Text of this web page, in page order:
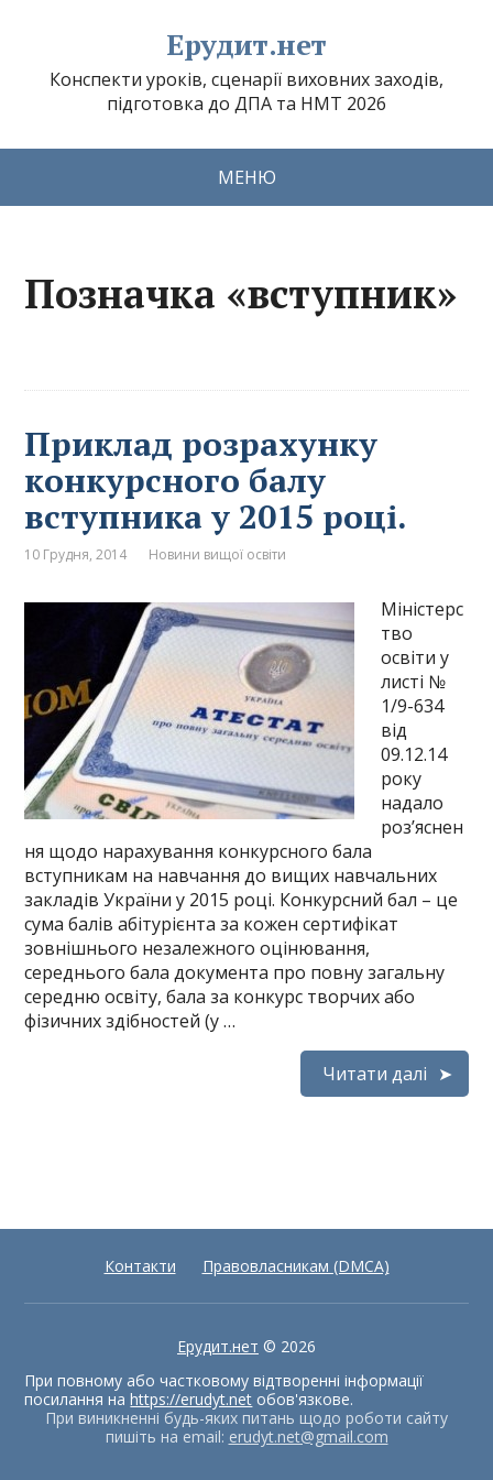
Ерудит.нет
Конспекти уроків, сценарії виховних заходів,
підготовка до ДПА та НМТ 2026
МЕНЮ
Позначка «вступник»
Приклад розрахунку
конкурсного балу
вступника у 2015 році.
10 Грудня, 2014 Новини вищої освіти
Міністерс
тво
освіти у
листі №
1/9-634
від
09.12.14
року
надало
роз’яснен
ня щодо нарахування конкурсного бала
вступникам на навчання до вищих навчальних
закладів України у 2015 році. Конкурсний бал – це
сума балів абітурієнта за кожен сертифікат
зовнішнього незалежного оцінювання,
середнього бала документа про повну загальну
середню освіту, бала за конкурс творчих або
фізичних здібностей (у …
Читати далі
Контакти Правовласникам (DMCA)
Ерудит.нет © 2026
При повному або частковому відтворенні інформації
посилання наhttps://erudyt.net обов'язкове.
При виникненні будь-яких питань щодо роботи сайту
пишіть на email: erudyt.net@gmail.com